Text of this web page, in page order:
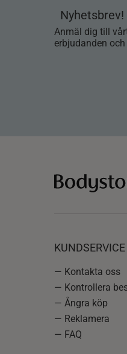
Anmäl dig till
erbjudanden och
KUNDSERVICE
— Kontakta oss
— Kontrollera
— Ångra köp
— Reklamera
— FAQ